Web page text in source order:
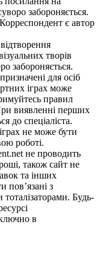
забороняється.
є автор
творів
забороняється.
для осіб
іграх може
правил
виявленні перших
до спеціаліста.
не може бути
роботі.
не проводить
також сайт не
та інших
пов’язані з
Будь-
в